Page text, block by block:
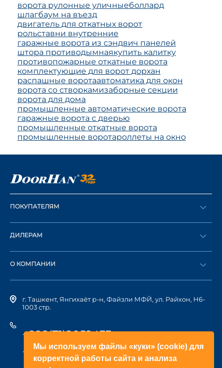
Мы используем файлы «куки» (cookie) для
корректной работы сайта и анализа
ворота рулонные уличныеболлард
шлагбаум на въезд
двигатель для откатных ворот
рольставни внутренние
гаражные ворота из сэндвич панелей
штора противодымнаякупить калитку
противопожарные откатные ворота
комплектующие для ворот дорхан
распашные воротаавтоматика для окон
ворота со створкамизаборные секции
ворота для дома
промышленные автоматические ворота
гаражные ворота с дверью
промышленные откатные ворота
промышленные воротароллеты на окно
ПОКУПАТЕЛЯМ
Оформить заказ
Каталог
ДИЛЕРАМ
Стать дилером
О КОМПАНИИ
История компании
г. Ташкент, Янгихаёт р-н, Файзли МФЙ, ул. Райхон, Н6-
1003 стр.
+998(71)2052433
+998(71)2052422